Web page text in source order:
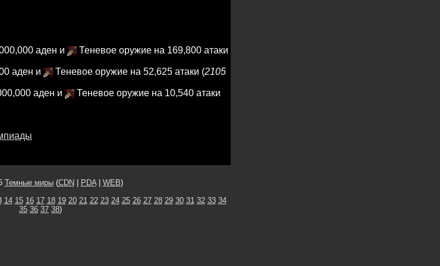
аден и
Теневое оружие на 169,800 атаки
аден и Теневое оружие на 52,625 атаки (2105
аден и
Теневое оружие на 10,540 атаки
Темные миры(CDN PDA| WEB)
14 15 16 17 18 19 20 21 22 23 24 25 26 27 28 29 30 31 32 33 34
35 36 37 38)